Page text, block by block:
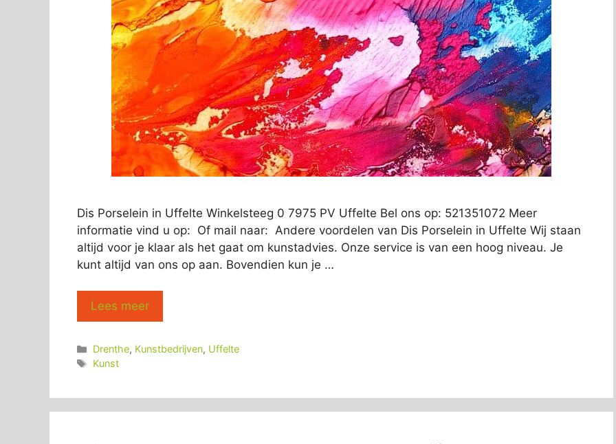
Dis Porselein in Uffelte Winkelsteeg 0 7975 PV Uffelte Bel ons op: 521351072 Meer
informatie vind u op: Of mail naar: Andere voordelen van Dis Porselein in Uffelte Wij staan
altijd voor je klaar als het gaat om kunstadvies. Onze service is van een hoog niveau. Je
kunt altijd van ons op aan. Bovendien kun je …
Lees meer
Categorieën
Drenthe, Kunstbedrijven, Uffelte
Tags
Kunst